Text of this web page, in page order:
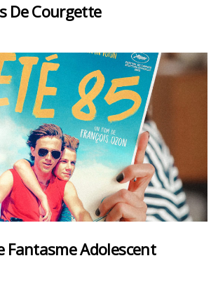
De Courgette
Fantasme Adolescent